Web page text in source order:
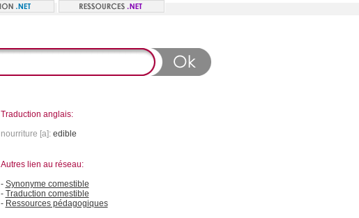
Traduction anglais:
nourriture [a]: edible
Autres lien au réseau:
- Synonyme comestible
- Traduction comestible
- Ressources pédagogiques